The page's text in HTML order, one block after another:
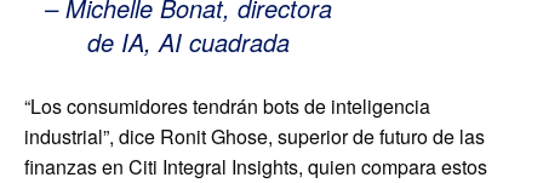
– Michelle Bonat, directora
de IA, AI cuadrada
“Los consumidores tendrán bots de inteligencia
industrial”, dice Ronit Ghose, superior de futuro de las
finanzas en Citi Integral Insights, quien compara estos